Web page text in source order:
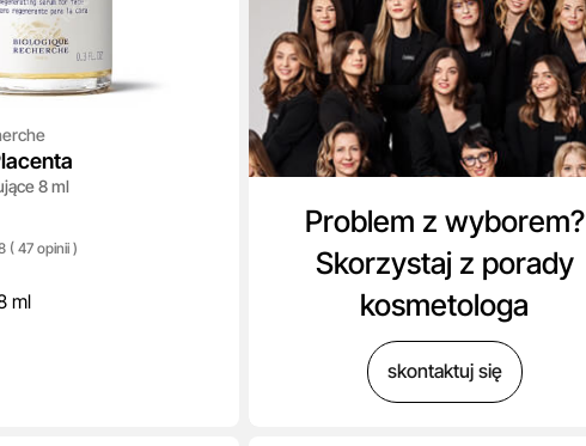
8 ml
( 47opinii)
ml
Problem z wyborem?
Skorzystaj z porady
kosmetologa
skontaktuj się